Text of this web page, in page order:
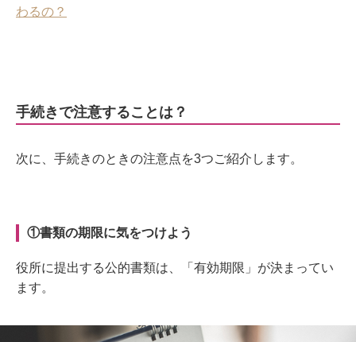
わるの？
手続きで注意することは？
次に、手続きのときの注意点を3つご紹介します。
①書類の期限に気をつけよう
役所に提出する公的書類は、「有効期限」が決まってい
ます。